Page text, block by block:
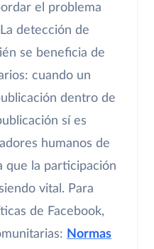
el problema
detección de
se beneficia de
cuando un
dentro de
sí es
humanos de
que la participación
vital. Para
de Facebook,
Normas